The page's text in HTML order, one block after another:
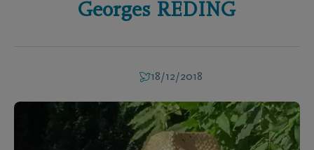
Georges REDING
18/12/2018